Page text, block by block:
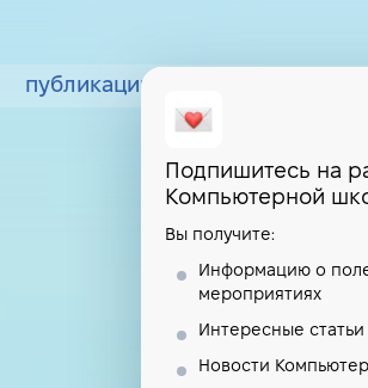
публикации
Подпишитесь на
Компьютерной
Вы получите:
Информацию о
мероприятиях
Интересные
Новости